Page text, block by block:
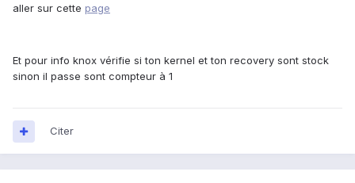
aller sur cette page
Et pour info knox vérifie si ton kernel et ton recovery sont stock
sinon il passe sont compteur à 1
Citer